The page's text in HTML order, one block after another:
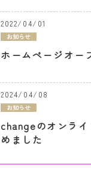
2022/04/01
お知らせ
ホームページオー
2024/04/08
お知らせ
changeのオンラ
めました